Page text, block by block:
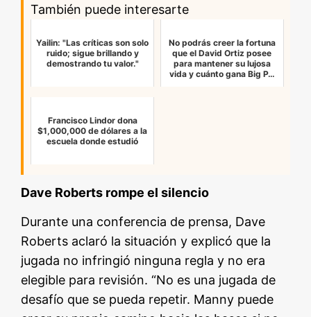
También puede interesarte
Yailin: "Las críticas son solo
ruido; sigue brillando y
demostrando tu valor."
No podrás creer la fortuna
que el David Ortiz posee
para mantener su lujosa
vida y cuánto gana Big P…
Francisco Lindor dona
$1,000,000 de dólares a la
escuela donde estudió
Dave Roberts rompe el silencio
Durante una conferencia de prensa, Dave
Roberts aclaró la situación y explicó que la
jugada no infringió ninguna regla y no era
elegible para revisión. “No es una jugada de
desafío que se pueda repetir. Manny puede